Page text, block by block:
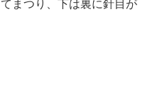
まつり、下は裏に針目が